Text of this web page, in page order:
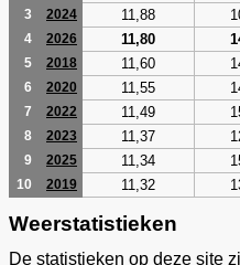
3 2024 11,88
4 2026 11,80
5 2018 11,60
6 2020 11,55
7 2022 11,49
8 2023 11,37
9 2025 11,34
10 2019 11,32
Weerstatistieken
De statistieken op deze site